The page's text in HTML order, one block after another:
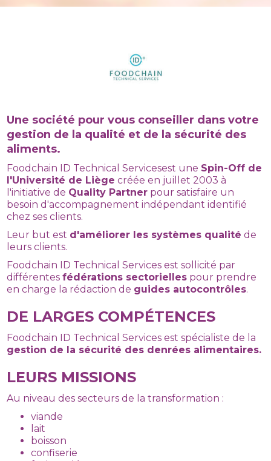
Une société pour vous conseiller dans votre
gestion de la qualité et de la sécurité des
aliments.
Foodchain ID Technical Servicesest une Spin-Off de
l'Université de Liège créée en juillet 2003 à
l'initiative de Quality Partner pour satisfaire un
besoin d'accompagnement indépendant identifié
chez ses clients.
Leur but est d'améliorer les systèmes qualité de
leurs clients.
Foodchain ID Technical Services est sollicité par
différentesfédérations sectorielles pour prendre
en charge la rédaction de guides autocontrôles.
DE LARGES COMPÉTENCES
Foodchain ID Technical Services est spécialiste de la
gestion de la sécurité des denrées alimentaires.
LEURS MISSIONS
Au niveau des secteurs de la transformation :
viande
lait
boisson
confiserie